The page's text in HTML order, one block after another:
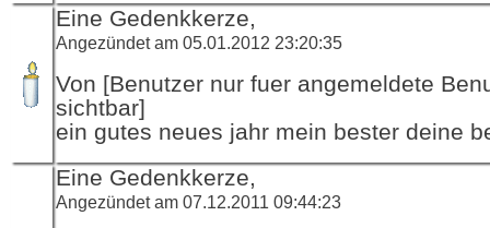
Eine Gedenkkerze,
Angezündet am 05.01.2012 23:20:35
Von [Benutzer nur fuer angemeldete
sichtbar]
ein gutes neues jahr mein bester deine
Eine Gedenkkerze,
Angezündet am 07.12.2011 09:44:23